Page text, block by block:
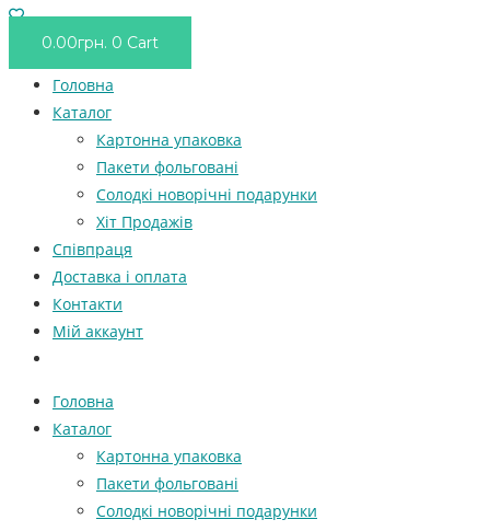
0.00грн. 0 Cart
Головна
Каталог
Картонна упаковка
Пакети фольговані
Солодкі новорічні подарунки
Хіт Продажів
Співпраця
Доставка і оплата
Контакти
Мій аккаунт
Головна
Каталог
Картонна упаковка
Пакети фольговані
Солодкі новорічні подарунки